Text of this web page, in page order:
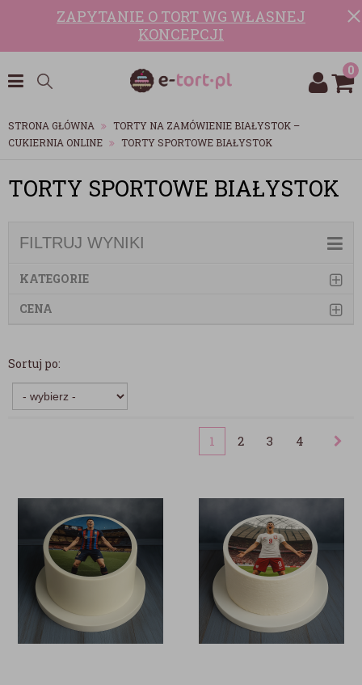
ZAPYTANIE O TORT WG WŁASNEJ
KONCEPCJI
0
STRONA GŁÓWNA
TORTY NA ZAMÓWIENIE BIAŁYSTOK –
CUKIERNIA ONLINE
TORTY SPORTOWE BIAŁYSTOK
TORTY SPORTOWE BIAŁYSTOK
FILTRUJ WYNIKI
KATEGORIE
CENA
Sortuj po:
1 2 3 4